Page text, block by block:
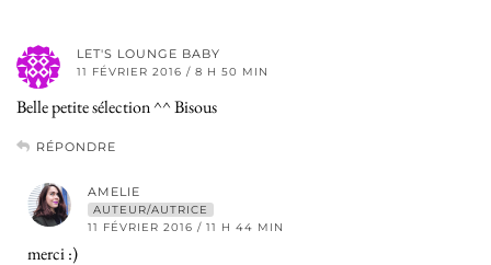
LET'S LOUNGE BABY
11 FÉVRIER 2016 / 8 H 50 MIN
Belle petite sélection ^^ Bisous
RÉPONDRE
AMELIE
AUTEUR/AUTRICE
11 FÉVRIER 2016 / 11 H 44 MIN
merci :)